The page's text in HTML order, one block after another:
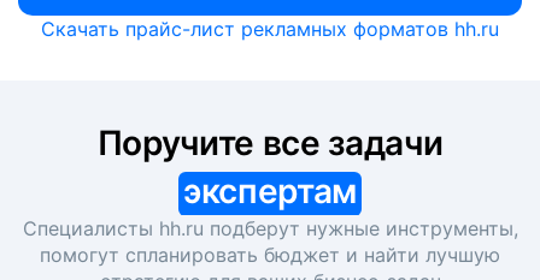
Скачать прайс-лист рекламных форматов hh.ru
экспертам
Специалисты hh.ru подберут нужные инструменты,
помогут спланировать бюджет и найти лучшую